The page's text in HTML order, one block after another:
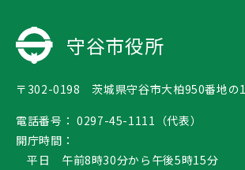
守谷市役所
〒302-0198 茨城県守谷市大柏950番地の1
電話番号： 0297-45-1111（代表）
開庁時間：
平日 午前8時30分から午後5時15分